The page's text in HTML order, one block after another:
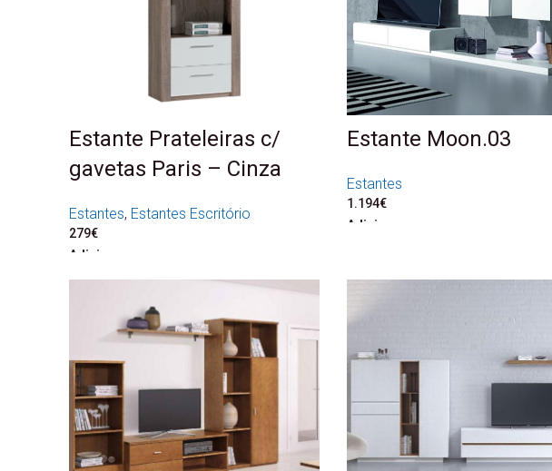
Estante Prateleiras c/
gavetas Paris – Cinza
Estantes, Estantes Escritório
279€
Adicionar
Estante Moon.03
Estantes
1.194€
Adicionar